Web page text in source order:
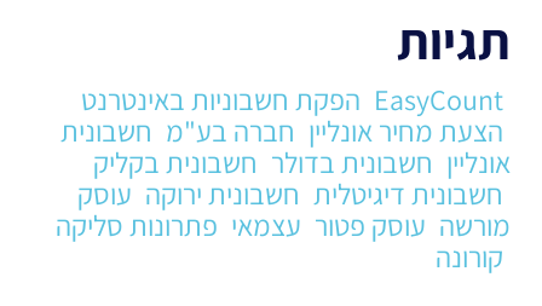
תגיות
EasyCount הפקת חשבוניות באינטרנט
הצעת מחיר אונליין חברה בע"מ חשבונית
אונליין חשבונית בדולר חשבונית בקליק
חשבונית דיגיטלית חשבונית ירוקה עוסק
מורשה עוסק פטור עצמאי פתרונות סליקה
קורונה